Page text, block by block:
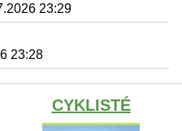
23:29
23:28
CYKLISTÉ